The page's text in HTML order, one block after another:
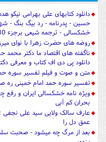
دانلود کتابهای علی بهرامی
حسین - پدرنامه - رد بیگ بنگ -
خشکسالی - ترجمه شیعی برجزء 30 قرآن
روضه های حضرت زهرا با نوای
ناگفته های اقتصاد ما دکتر
دانلود پی دی اف کتاب و معرفی
متن و صوت و فیلم تفسیر سوره حمد
تفسیر سوره حمد امام خمینی ره صوتی 5
ویژه نامه خشکسالی ایران و رفع
بحران کم آبی
عارف سالک ولایی سید علی نجفی :
عمق دل را
بعد از مرگ چه میشود - صحبت